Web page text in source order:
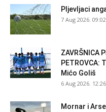
Pljevljaci
7 Aug 2026. 09:02
ZAVRŠNICA
Mićo Goliš
6 Aug 2026. 12:26
Mornar i